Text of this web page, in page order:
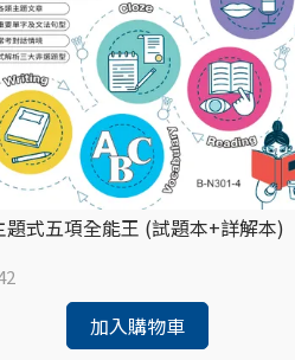
題式五項全能王 (試題本+詳解本)
加入購物車